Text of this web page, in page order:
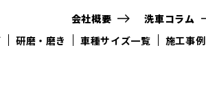
会社概要 洗車コラム
研磨・磨き 車種サイズ一覧 施工事例